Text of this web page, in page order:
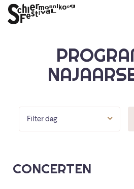
Filter dag
CONCERTEN